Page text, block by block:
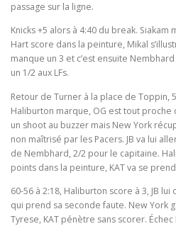
passage sur la ligne.
Knicks +5 alors à 4:40 du break. Siakam
Hart score dans la peinture, Mikal
manque un 3 et c’est ensuite
un 1/2 aux LFs.
Retour de Turner à la place de Toppin,
Haliburton marque, OG est tout
un shoot au buzzer mais New York
non maîtrisé par les Pacers. JB va lui
de Nembhard, 2/2 pour le capitaine.
points dans la peinture, KAT va se
60-56 à 2:18, Haliburton score à 3, JB
qui prend sa seconde faute. New York
Tyrese, KAT pénètre sans scorer.